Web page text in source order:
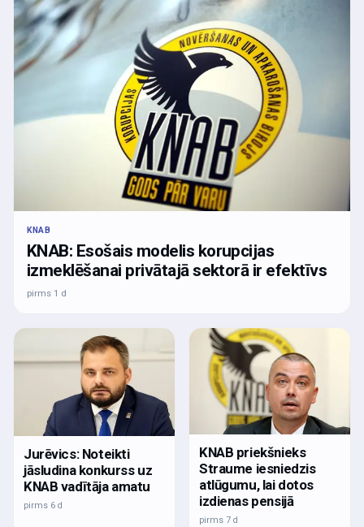
KNAB
KNAB: Esošais modelis korupcijas
izmeklēšanai privātajā sektorā ir efektīvs
pirms 1 d
Jurēvics: Noteikti
jāsludina konkurss uz
KNAB vadītāja amatu
pirms 6 d
KNAB priekšnieks
Straume iesniedzis
atlūgumu, lai dotos
izdienas pensijā
pirms 7 d